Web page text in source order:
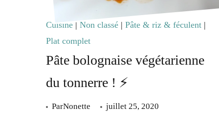
sauce
tahini/ketchup
Cuisine | Non classé | Pâte & riz & féculent |
Plat complet
Pâte bolognaise végétarienne
du tonnerre ! ⚡
ParNonette juillet 25, 2020